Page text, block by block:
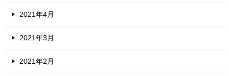
2021年4月
2021年3月
2021年2月